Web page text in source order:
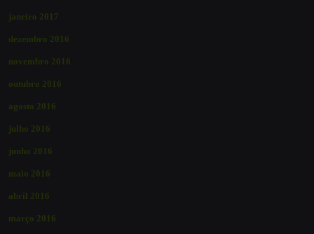
janeiro 2017
dezembro 2016
novembro 2016
outubro 2016
agosto 2016
julho 2016
junho 2016
maio 2016
abril 2016
março 2016